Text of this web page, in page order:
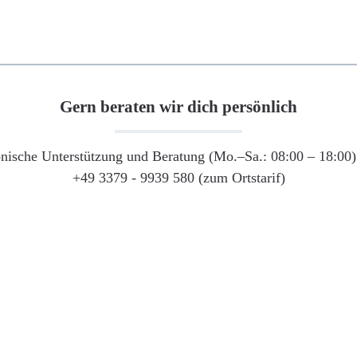
Gern beraten wir dich persönlich
Unterstützung und Beratung (Mo.–Sa.: 08:00 –
+49 3379 - 9939 580 (zum Ortstarif)